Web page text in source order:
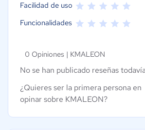
Facilidad de uso
Funcionalidades
0 Opiniones | KMALEON
No se han publicado reseñas
¿Quieres ser la primera persona en
opinar sobre KMALEON?